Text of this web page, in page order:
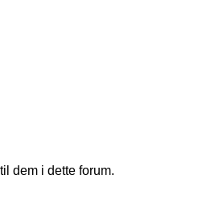
dem i dette forum.